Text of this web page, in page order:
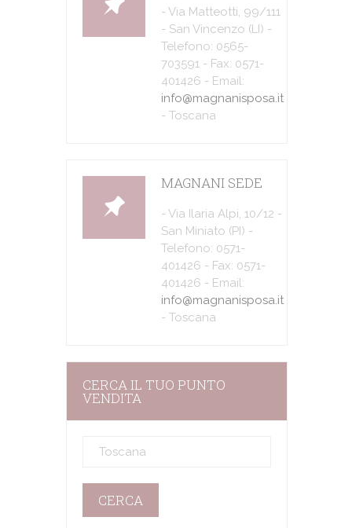
- Via Matteotti, 99/111
- San Vincenzo (LI) -
Telefono: 0565-
703591 - Fax: 0571-
401426 - Email:
info@magnanisposa.it
- Toscana
MAGNANI SEDE
- Via Ilaria Alpi, 10/12 -
San Miniato (PI) -
Telefono: 0571-
401426 - Fax: 0571-
401426 - Email:
info@magnanisposa.it
- Toscana
CERCA IL TUO PUNTO
VENDITA